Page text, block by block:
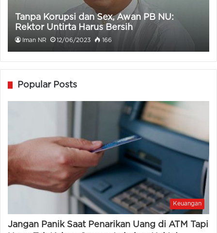
Tanpa Korupsi dan Sex, Awan PB NU:
Rektor Untirta Harus Bersih
Iman NR 12/06/2023 166
Popular Posts
Keuangan
Jangan Panik Saat Penarikan Uang di ATM Tapi